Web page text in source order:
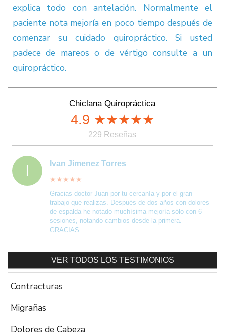
explica todo con antelación. Normalmente el
paciente nota mejoría en poco tiempo después de
comenzar su cuidado quiropráctico. Si usted
padece de mareos o de vértigo consulte a un
quiropráctico.
Chiclana Quiropráctica
4.9 ★★★★★
229 Reseñas
I Ivan Jimenez Torres
★★★★★
Gracias doctor Juan por tu cercanía y por el gran
trabajo que realizas. Después de dos años con dolores
de espalda he notado muchísima mejoría sólo con 6
sesiones, notando cambios desde la primera.
GRACIAS. …
VER TODOS LOS TESTIMONIOS
Contracturas
Migrañas
Dolores de Cabeza